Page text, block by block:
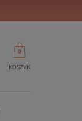
KOSZYK
0